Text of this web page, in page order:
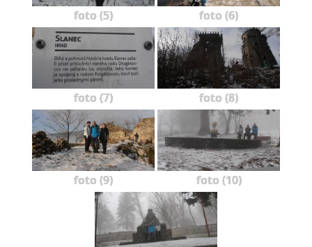
foto (5) foto (6)
foto (7) foto (8)
foto (9) foto (10)